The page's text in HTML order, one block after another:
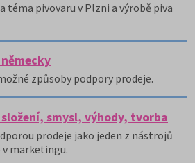
téma pivovaru v Plzni a výrobě piva
způsoby podpory prodeje.
smysl, výhody, tvorba
prodeje jako jeden z nástrojů
marketingu.